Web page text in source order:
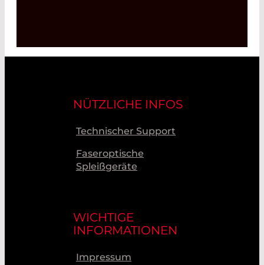
NÜTZLICHE INFOS
Technischer Support
Faseroptische
Spleißgeräte
WICHTIGE
INFORMATIONEN
Impressum